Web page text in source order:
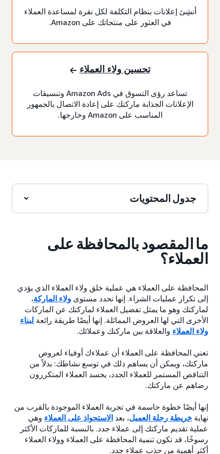
أنشِئ إعلانات بنظام التكلفة لكل نقرة لمساعدة العملاء
في العثور على منتجاتك على Amazon.
تحسين ولاء العملاء
تساعد رؤى التسوق في Amazon Ads وتنسيقات
الإعلانات الجذابة ماركتك على إعادة الاتصال بالجمهور
المناسب على Amazon وخارجها.
جدول المحتويات
ما المقصود بالمحافظة على
العملاء؟
المحافظة على العملاء هي عملية خلق ولاء العملاء الذي يؤدي
إلى تكرار عمليات الشراء. إنها تحدد مستوى ولاء الماركة،
لماركتك وهو ما يمثل تفضيل العملاء لماركتك عن الماركات
الأخرى التي لها العروض المماثلة. إنها أيضًا طريقة رائعة لبناء
ولاء العملاء والعلاقة بين ماركتك وعملائك.
تعني المحافظة على العملاء أن عملاءك أوفياء لعروض
ماركتك، ويمكن أن يساهم ذلك في توسع نشاطك: بدلاً من
التناقص المستمر للعملاء الجدد، يجسد العملاء المتكررون
رضاهم عن ماركتك.
إنها أيضًا خطوة حاسمة في تجربة العملاء الموجودة بالقرب من
نهاية خريطة رحلة العميل، بعد الاستحواذ على العملاء وهي
عملية تقديم ماركتك إلى عملاء جدد. بالنسبة للماركات الأكثر
رسوخًا، قد تكون تنمية المحافظة على العملاء وولاء العملاء
أكثر أهمية من جذب عملاء جدد.